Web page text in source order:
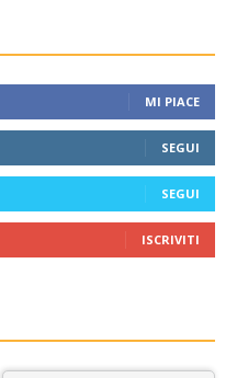
MI PIACE
SEGUI
SEGUI
ISCRIVITI